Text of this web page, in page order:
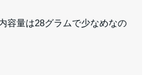
容量は28グラムで少なめなの